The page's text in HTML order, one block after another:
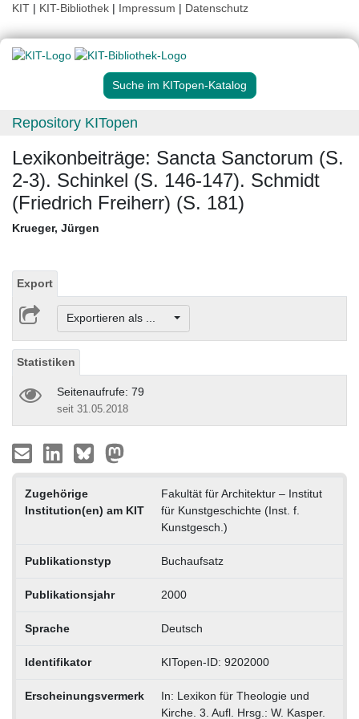
KIT | KIT-Bibliothek | Impressum | Datenschutz
Suche im KITopen-Katalog
Repository KITopen
Lexikonbeiträge: Sancta Sanctorum (S.
2-3). Schinkel (S. 146-147). Schmidt
(Friedrich Freiherr) (S. 181)
Krueger, Jürgen
Export
Exportieren als ...
Statistiken
Seitenaufrufe: 79
seit 31.05.2018
Zugehörige
Institution(en) am KIT
Fakultät für Architektur – Institut
für Kunstgeschichte (Inst. f.
Kunstgesch.)
Publikationstyp Buchaufsatz
Publikationsjahr 2000
Sprache Deutsch
Identifikator KITopen-ID: 9202000
Erscheinungsvermerk
In: Lexikon für Theologie und
Kirche. 3. Aufl. Hrsg.: W. Kasper.